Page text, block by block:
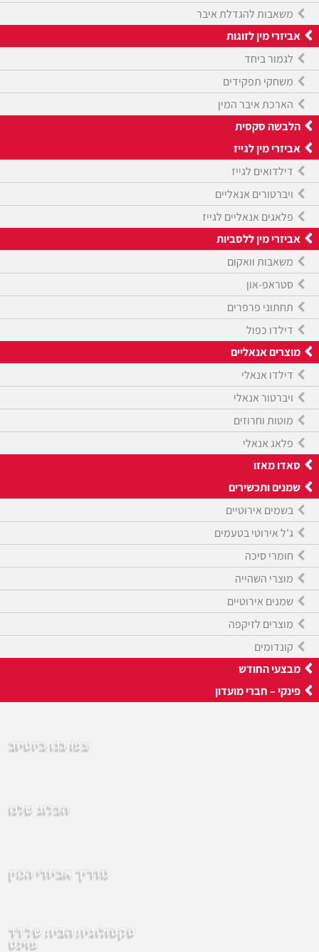
משאבות להגדלת איבר
אביזרי מין לזוגות
לגמור ביחד
משחקי תפקידים
הארכת איבר המין
הלבשה סקסית
אביזרי מין לגייז
דילדואים לגייז
ויברטורים אנאליים
פלאגים אנאליים לגייז
אביזרי מין ללסביות
משאבות וואקום
סטראפ-און
תחתוני פרפרים
דילדו כפול
מוצרים אנאליים
דילדו אנאלי
ויברטור אנאלי
מוטות וחרוזים
פלאג אנאלי
סאדו מאזו
שמנים ותכשירים
בשמים אירוטיים
ג'ל אירוטי בטעמים
חומרי סיכה
מוצרי השהייה
שמנים אירוטיים
מוצרים לזיקפה
קונדומים
מבצעי החודש
פינקי – חברי מועדון
צפו בנו ביוטיוב
הבלוג שלנו
מדריך אביזרי המין
סקסולוגית הבית של רד
פוינט